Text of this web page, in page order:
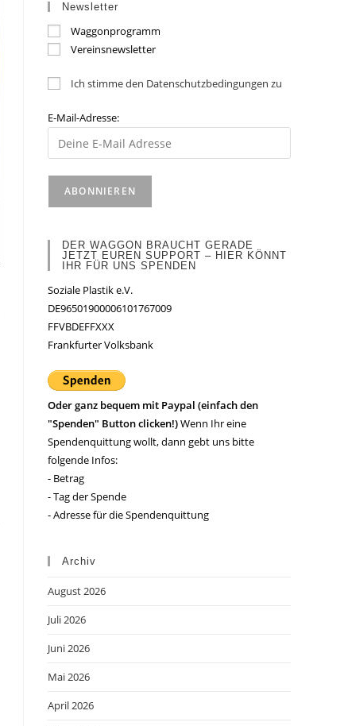
Newsletter
Waggonprogramm
Vereinsnewsletter
Ich stimme den Datenschutzbedingungen zu
E-Mail-Adresse:
DER WAGGON BRAUCHT GERADE
JETZT EUREN SUPPORT – HIER KÖNNT
IHR FÜR UNS SPENDEN
Soziale Plastik e.V.
DE96501900006101767009
FFVBDEFFXXX
Frankfurter Volksbank
Oder ganz bequem mit Paypal (einfach den
"Spenden" Button clicken!)Wenn Ihr eine
Spendenquittung wollt, dann gebt uns bitte
folgende Infos:
- Betrag
- Tag der Spende
- Adresse für die Spendenquittung
Archiv
August 2026
Juli 2026
Juni 2026
Mai 2026
April 2026